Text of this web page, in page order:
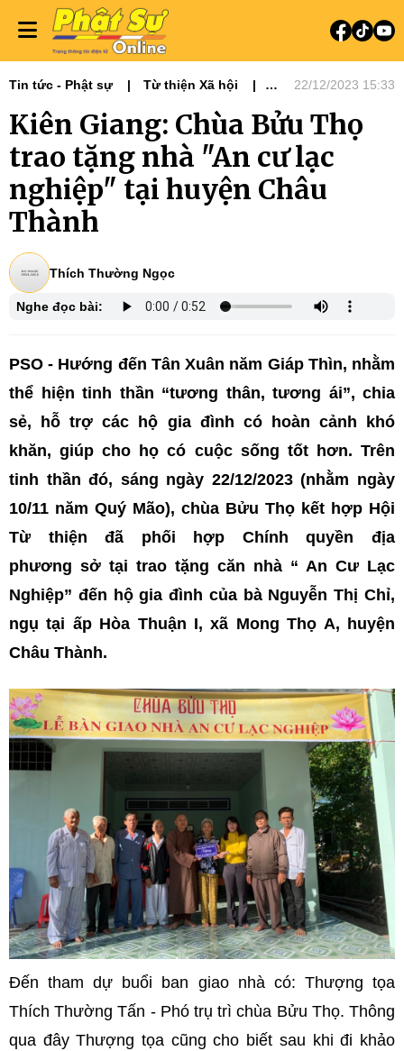
Tin tức - Phật sự
Từ thiện Xã hội
Chương trình An cư lạc nghiệp
22/12/2023 15:33
Kiên Giang: Chùa Bửu Thọ
trao tặng nhà "An cư lạc
nghiệp" tại huyện Châu
Thành
Thích Thường Ngọc
Nghe đọc bài:
PSO - Hướng đến Tân Xuân năm Giáp Thìn, nhằm
thể hiện tinh thần “tương thân, tương ái”, chia
sẻ, hỗ trợ các hộ gia đình có hoàn cảnh khó
khăn, giúp cho họ có cuộc sống tốt hơn. Trên
tinh thần đó, sáng ngày 22/12/2023 (nhằm ngày
10/11 năm Quý Mão), chùa Bửu Thọ kết hợp Hội
Từ thiện đã phối hợp Chính quyền địa
phương sở tại trao tặng căn nhà “ An Cư Lạc
Nghiệp” đến hộ gia đình của bà Nguyễn Thị Chỉ,
ngụ tại ấp Hòa Thuận I, xã Mong Thọ A, huyện
Châu Thành.
Đến tham dự buổi ban giao nhà có: Thượng tọa
Thích Thường Tấn - Phó trụ trì chùa Bửu Thọ. Thông
qua đây Thượng tọa cũng cho biết sau khi đi khảo